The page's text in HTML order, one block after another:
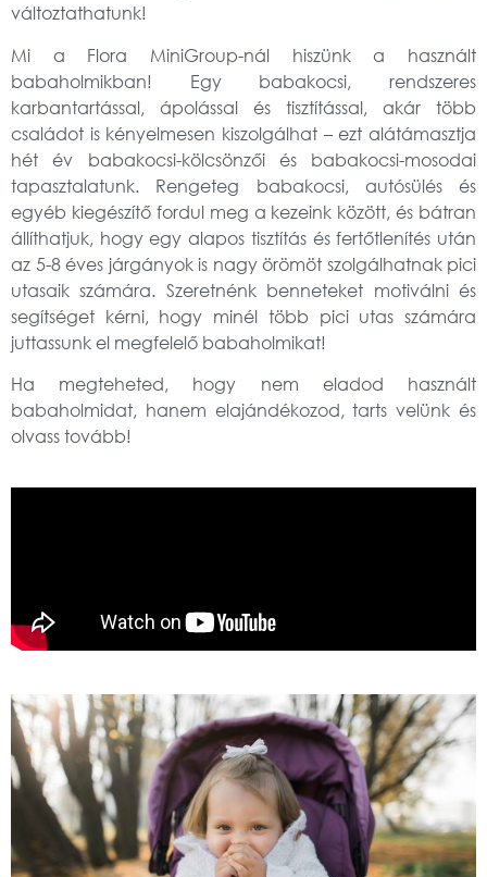
változtathatunk!
Mi a Flora MiniGroup-nál hiszünk a használt
babaholmikban! Egy babakocsi, rendszeres
karbantartással, ápolással és tisztítással, akár több
családot is kényelmesen kiszolgálhat – ezt alátámasztja
hét év babakocsi-kölcsönzői és babakocsi-mosodai
tapasztalatunk. Rengeteg babakocsi, autósülés és
egyéb kiegészítő fordul meg a kezeink között, és bátran
állíthatjuk, hogy egy alapos tisztítás és fertőtlenítés után
az 5-8 éves járgányok is nagy örömöt szolgálhatnak pici
utasaikszámára. Szeretnénk benneteket motiválni és
segítséget kérni, hogy minél több pici utas számára
juttassunk el megfelelő babaholmikat!
Ha megteheted, hogy nem eladod használt
babaholmidat, hanem elajándékozod, tarts velünk és
olvass tovább!